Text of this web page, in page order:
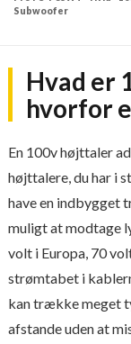
Subwoofer
Hvad er
hvorfor
En 100v højttaler
højttalere, du har i
have en indbygget
muligt at modtage
volt i Europa, 70
strømtabet i
kan trække meget
afstande uden at